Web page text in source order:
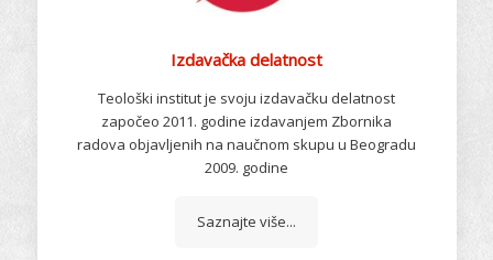
Izdavačka delatnost
Teološki institut je svoju izdavačku delatnost
započeo 2011. godine izdavanjem Zbornika
radova objavljenih na naučnom skupu u Beogradu
2009. godine
Saznajte više...